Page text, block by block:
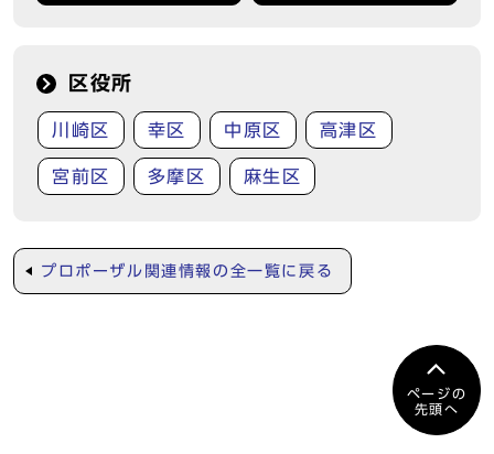
区役所
川崎区 幸区 中原区 高津区
宮前区 多摩区 麻生区
プロポーザル関連情報の全一覧に戻る
ページの
先頭へ